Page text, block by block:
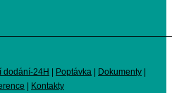
dodání-24H Poptávka Dokumenty
Kontakty